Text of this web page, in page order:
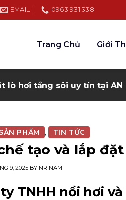
EMAIL 0963.931.338 Xin
Trang Chủ Giới
lò hơi tầng sôi uy tín tại AN
SẢN PHẨM , TIN TỨC
tạo và lắp
9, 2025 BY MR NAM
TNHH nồi hơi